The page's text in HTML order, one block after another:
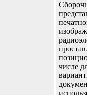
числе